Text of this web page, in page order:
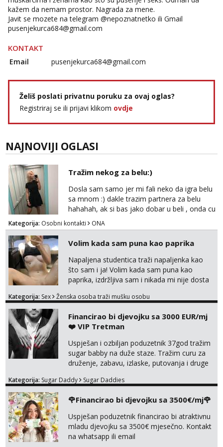
Snježana
Čekam tvoj poziv!
Tel:064/677-677
Monika
tel:0,93€ - mob:1,12€ min
Alisa
Čekam tvoj poziv!
tel:0,93€ - mob:1,12€ min
Čekam tvoj poziv!
Tel:064/677-677- Kod: #74
tel:0,93€ - mob:1,12€ min
Žana
Čekam tvoj poziv!
Tel:064/677-677- Kod: #135
Anita
Čekam tvoj poziv!
Tel:064/677-677- Kod: #87
tel:0,93€ - mob:1,12€ min
Zara
Čekam tvoj poziv!
Tel:064/677-677 - Kod: #123
tel:0,93€ - mob:1,12€ min
Anđela
Čekam tvoj poziv!
Tel:064/677-677- Kod: #142
Mira
Čekam tvoj poziv!
kažem da nemam prostor. Nagrada za mene.
Javit se mozete na telegram @nepoznatnetko ili Gmail
pusenjekurca684@gmail.com
KONTAKT
Email pusenjekurca684@gmail.com
Želiš poslati privatnu poruku za ovaj oglas?
Registriraj se ili prijavi klikom ovdje
NAJNOVIJI OGLASI
Tražim nekog za belu:)
Dosla sam samo jer mi fali neko da igra belu
sa mnom :) dakle trazim partnera za belu
hahahah, ak si bas jako dobar u beli , onda cu
razmislit za dalje Klikni na link ispod i nadji me
tamo, cekam te!
Kategorija: Osobni kontakti ONA
Volim kada sam puna kao paprika
Napaljena studentica traži napaljenka kao
što sam i ja! Volim kada sam puna kao
paprika, izdržljiva sam i nikada mi nije dosta
bilo kad i bilo gdje zato se javi što prije da
tamo, cekam te!
Kategorija: Sex Ženska osoba traži mušku osobu
Financirao bi djevojku sa 3000 EUR/mj
❤️ VIP Tretman
Uspješan i ozbiljan poduzetnik 37god tražim
sugar babby na duže staze. Tražim curu za
druženje, zabavu, izlaske, putovanja i druge
otvorena, komunikativna, zgodna i atraktivna
markodalic37@gmail.com
Kategorija: Sugar Daddy Sugar Daddies
🌹Financirao bi djevojku sa 3500€/mj🌹
Uspješan poduzetnik financirao bi atraktivnu
mladu djevojku sa 3500€ mjesečno. Kontakt
na whatsapp ili email